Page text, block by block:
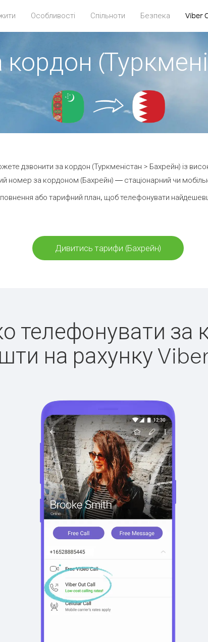
Особливості Спільноти Безпека Viber
дзвонити за кордон (Туркменістан > Бахрейн) із
номер за кордоном (Бахрейн) — стаціонарний чи
або тарифний план, щоб телефонувати
Дивитись тарифи (Бахрейн)
телефонувати за
на рахунку